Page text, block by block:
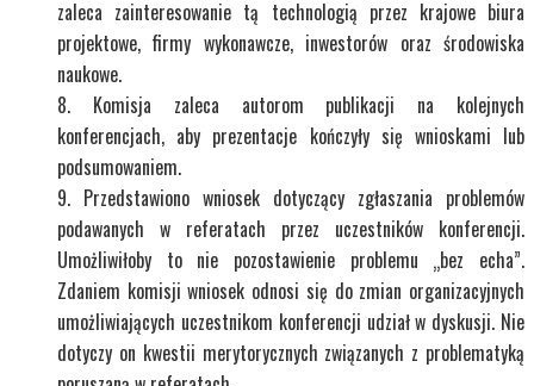
zaleca zainteresowanie tą technologią przez krajowe biura
projektowe, firmy wykonawcze, inwestorów oraz środowiska
naukowe.
Komisja zaleca autorom publikacji na kolejnych
konferencjach, aby prezentacje kończyły się wnioskami lub
podsumowaniem.
Przedstawiono wniosek dotyczący zgłaszania problemów
podawanych w referatach przez uczestników konferencji.
Umożliwiłoby to nie pozostawienie problemu „bez echa”.
Zdaniem komisji wniosek odnosi się do zmian organizacyjnych
umożliwiających uczestnikom konferencji udział w dyskusji. Nie
dotyczy on kwestii merytorycznych związanych z problematyką